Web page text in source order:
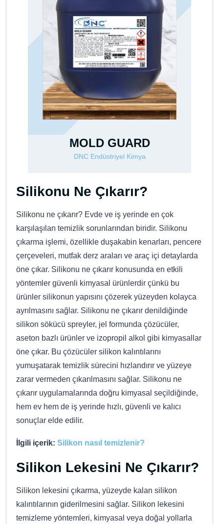
SOLVEX 300
DNC Endüstriyel Kimya
Silikonu Ne Çıkarır?
Silikonu ne çıkarır? Evde ve iş yerinde en çok
karşılaşılan temizlik sorunlarından biridir. Silikonu
çıkarma işlemi, özellikle duşakabin kenarları, pencere
çerçeveleri, mutfak derz araları ve araç içi detaylarda
öne çıkar. Silikonu ne çıkarır konusunda en etkili
yöntemler güvenli kimyasal ürünlerdir çünkü bu
ürünler silikonun yapısını çözerek yüzeyden kolayca
ayrılmasını sağlar. Silikonu ne çıkarır denildiğinde
silikon sökücü spreyler, jel formunda çözücüler,
aseton bazlı ürünler ve izopropil alkol gibi kimyasallar
öne çıkar. Bu çözücüler silikon kalıntılarını
yumuşatarak temizlik sürecini hızlandırır ve yüzeye
zarar vermeden çıkarılmasını sağlar. Silikonu ne
çıkarır uygulamalarında doğru kimyasal seçildiğinde,
hem ev hem de iş yerinde hızlı, güvenli ve kalıcı
sonuçlar elde edilir.
İlgili içerik: Silikon nasıl temizlenir?
Silikon Lekesini Ne Çıkarır?
Silikon lekesini çıkarma, yüzeyde kalan silikon
kalıntılarının giderilmesini sağlar. Silikon lekesini
temizleme yöntemleri, kimyasal veya doğal yollarla